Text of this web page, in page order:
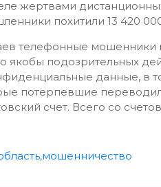
жертвами
похитили 13 420
телефонные мошенники
якобы подозрительных
данные, в
потерпевшие
счет. Всего со
,мошенничество